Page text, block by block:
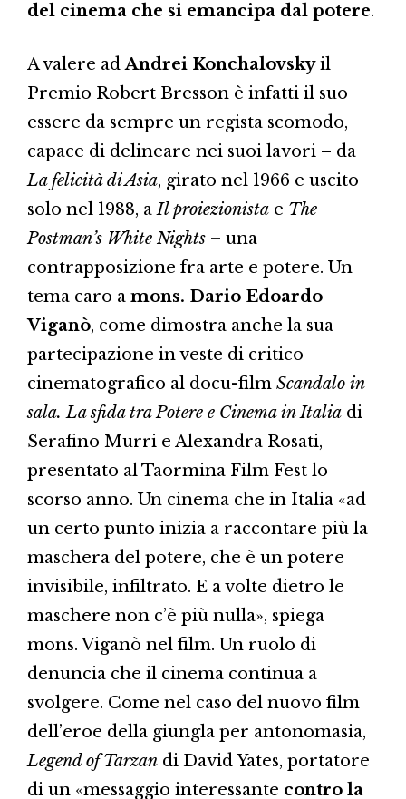
del cinema che si emancipa dal potere.
A valere adAndrei Konchalovskyil
Premio Robert Bresson è infatti il suo
essere da sempre un regista scomodo,
capace di delineare nei suoi lavori – da
La felicità di Asia, girato nel 1966 e uscito
solo nel 1988, aIl proiezionista e The
Postman’s White Nights – una
contrapposizione fra arte e potere. Un
tema caro a mons. Dario Edoardo
Viganò, come dimostra anche la sua
partecipazione in veste di critico
cinematografico al docu-film Scandalo in
sala. La sfida tra Potere e Cinema in Italia di
Serafino Murri e Alexandra Rosati,
presentato al Taormina Film Fest lo
scorso anno. Un cinema che in Italia «ad
un certo punto inizia a raccontare più la
maschera del potere, che è un potere
invisibile, infiltrato. E a volte dietro le
maschere non c’è più nulla», spiega
mons. Viganò nel film. Un ruolo di
denuncia che il cinema continua a
svolgere. Come nel caso del nuovo film
dell’eroe della giungla per antonomasia,
Legend of Tarzan di David Yates, portatore
di un «messaggio interessante contro la